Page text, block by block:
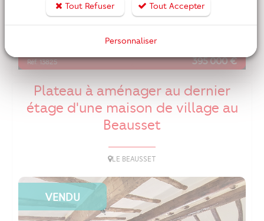
Réf. 13825 395 000 €
Plateau à aménager au dernier
étage d'une maison de village au
Beausset
LE BEAUSSET
VENDU
Tout Refuser Tout Accepter
Personnaliser